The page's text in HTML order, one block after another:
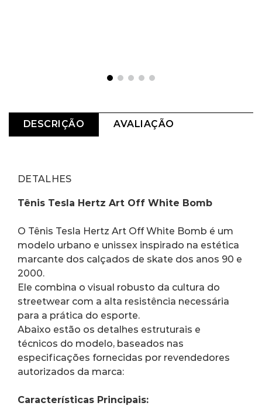
DESCRIÇÃO AVALIAÇÃO
DETALHES
Tênis Tesla Hertz Art Off White Bomb
O Tênis Tesla Hertz Art Off White Bomb é um
modelo urbano e unissex inspirado na estética
marcante dos calçados de skate dos anos 90 e
2000.
Ele combina o visual robusto da cultura do
streetwear com a alta resistência necessária
para a prática do esporte.
Abaixo estão os detalhes estruturais e
técnicos do modelo, baseados nas
especificações fornecidas por revendedores
autorizados da marca:
Características Principais: